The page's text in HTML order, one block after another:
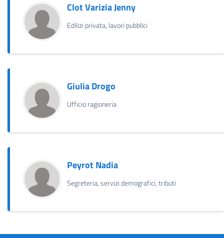
Clot Varizia Jenny
Edilizi privata, lavori pubblici
Giulia Drogo
Ufficio ragioneria
Peyrot Nadia
Segreteria, servizi demografici, tributi